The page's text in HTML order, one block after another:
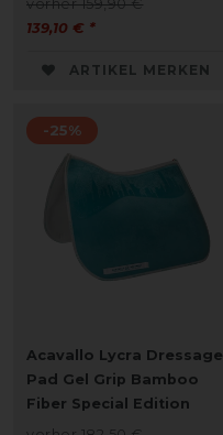
vorher 159,90 €
139,10 € *
ARTIKEL MERKEN
-25%
Acavallo Lycra Dressage
Pad Gel Grip Bamboo
Fiber Special Edition